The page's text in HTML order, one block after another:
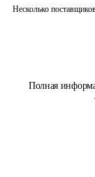
Полная
Несколько